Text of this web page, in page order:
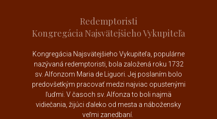
Redemptoristi
Kongregácia Najsvätejšieho Vykupiteľa
Kongregácia Najsvätejšieho Vykupiteľa, populárne
nazývaná redemptoristi, bola založená roku 1732
sv. Alfonzom Maria de Liguori . Jej poslaním bolo
predovšetkým pracovať medzi najviac opustenými
ľuďmi. V časoch sv. Alfonza to boli najmä
vidiečania, žijúci ďaleko od mesta a nábožensky
veľmi zanedbaní.